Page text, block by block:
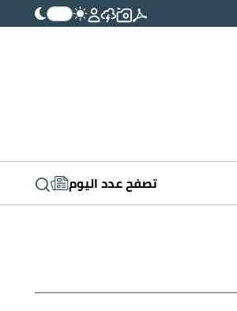
تصفح عدد اليوم